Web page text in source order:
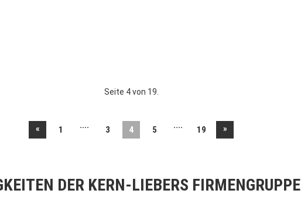
Seite 4 von 19.
« 1 .... 3 4 5 .... 19 »
DER KERN-LIEBERS FIRMENGRUPPE